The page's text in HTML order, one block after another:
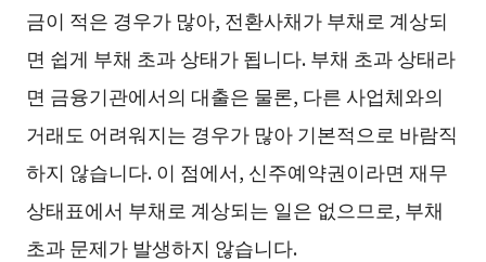
금이 적은 경우가 많아, 전환사채가 부채로 계상되
면 쉽게 부채 초과 상태가 됩니다. 부채 초과 상태라
면 금융기관에서의 대출은 물론, 다른 사업체와의
거래도 어려워지는 경우가 많아 기본적으로 바람직
하지 않습니다. 이 점에서, 신주예약권이라면 재무
상태표에서 부채로 계상되는 일은 없으므로, 부채
초과 문제가 발생하지 않습니다.